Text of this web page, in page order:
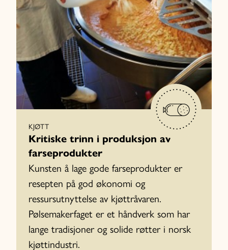
KJØTT
Kritiske trinn i produksjon av
farseprodukter
Kunsten å lage gode farseprodukter er
resepten på god økonomi og
ressursutnyttelse av kjøttråvaren.
Pølsemakerfaget er et håndverk som har
lange tradisjoner og solide røtter i norsk
kjøttindustri.